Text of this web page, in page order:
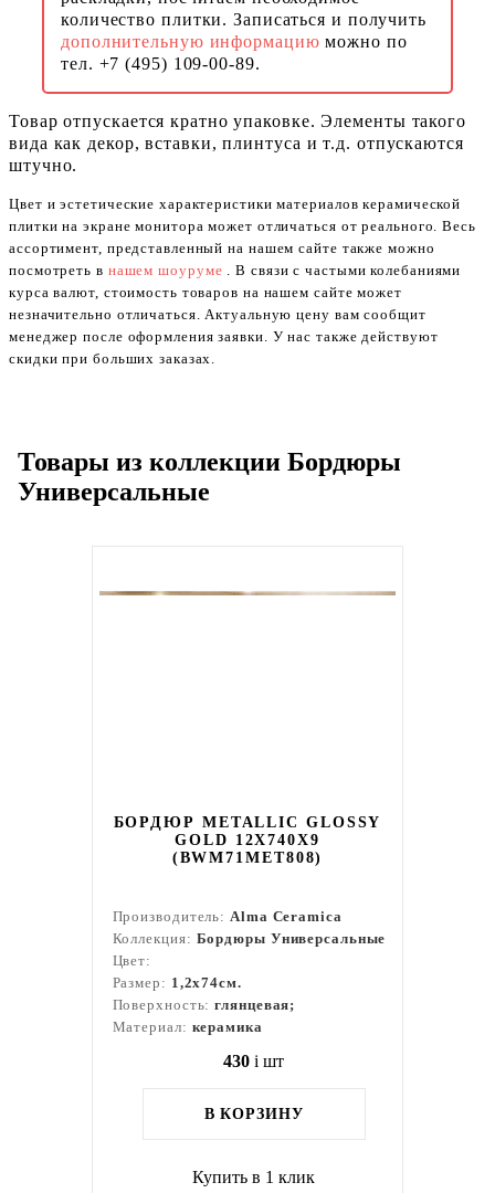
количество плитки. Записаться и получить
дополнительную информациюможно по
тел. +7 (495) 109-00-89.
Товар отпускается кратно упаковке. Элементы такого
вида как декор, вставки, плинтуса и т.д. отпускаются
штучно.
Цвет и эстетические характеристики материалов керамической
плитки на экране монитора может отличаться от реального. Весь
ассортимент, представленный на нашем сайте также можно
посмотреть в нашем шоуруме . В связи с частыми колебаниями
курса валют, стоимость товаров на нашем сайте может
незначительно отличаться. Актуальную цену вам сообщит
менеджер после оформления заявки. У нас также действуют
скидки при больших заказах.
Товары из коллекции Бордюры
Универсальные
БОРДЮР METALLIC GLOSSY
GOLD 12X740X9
(BWM71MET808)
Производитель:Alma Ceramica
Коллекция: Бордюры Универсальные
Цвет:
Размер: 1,2x74см.
Поверхность:глянцевая;
Материал: керамика
430 i шт
В КОРЗИНУ
Купить в 1 клик